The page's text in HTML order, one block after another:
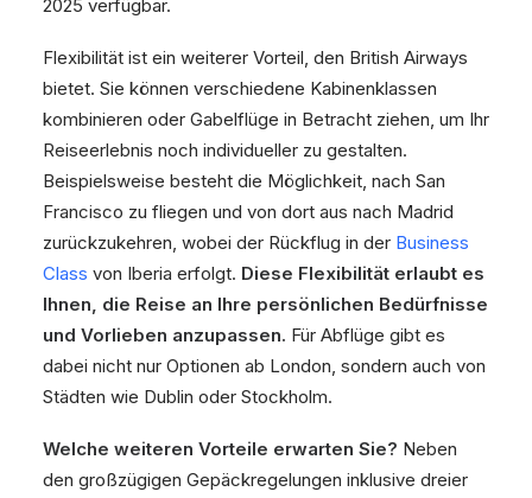
2025 verfügbar.
Flexibilität ist ein weiterer Vorteil, den British Airways
bietet. Sie können verschiedene Kabinenklassen
kombinieren oder Gabelflüge in Betracht ziehen, um Ihr
Reiseerlebnis noch individueller zu gestalten.
Beispielsweise besteht die Möglichkeit, nach San
Francisco zu fliegen und von dort aus nach Madrid
zurückzukehren, wobei der Rückflug in der Business
Class von Iberia erfolgt. Diese Flexibilität erlaubt es
Ihnen, die Reise an Ihre persönlichen Bedürfnisse
und Vorlieben anzupassen. Für Abflüge gibt es
dabei nicht nur Optionen ab London, sondern auch von
Städten wie Dublin oder Stockholm.
Welche weiteren Vorteile erwarten Sie? Neben
den großzügigen Gepäckregelungen inklusive dreier